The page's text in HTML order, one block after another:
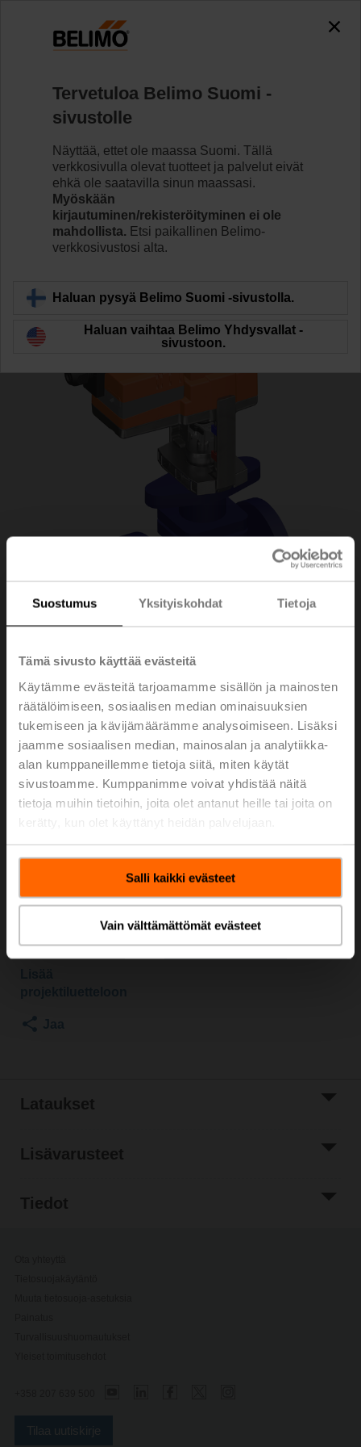
Suostumus Yksityiskohdat Tietoja
Tämä sivusto käyttää evästeitä
Käytämme evästeitä tarjoamamme sisällön ja mainosten
räätälöimiseen, sosiaalisen median ominaisuuksien
tukemiseen ja kävijämäärämme analysoimiseen. Lisäksi
jaamme sosiaalisen median, mainosalan ja analytiikka-
alan kumppaneillemme tietoja siitä, miten käytät
sivustoamme. Kumppanimme voivat yhdistää näitä
tietoja muihin tietoihin, joita olet antanut heille tai joita on
Salli kaikki evästeet
Vain välttämättömät evästeet
accessing the absolute URL
"https://www.belimo.com/fi/fi_FI/~mgnlArea=outdated~".
Säätöventtiilit
H6025X10-S2/NV24A-TPC
Lue lisää
Takaisin tuotekategoriaan
H6025X10-S2/NV24A-
TPC
Istukkaventtiili, 2-tie, DN 25, Laippa, PN 25, ps
2500 kPa, Kvs 10 m³/h, Väliaineen lämpötila 5...150°C
[41...302°F]
kiinni, 3-piste, 150 s, Isku 20 mm, IP54, Liittimet
kaapelilla
Toimilaite toimitetaan irrallisena
Listahinta 1 452,00 €
Lisää ostoskoriin
Lataukset
Lisävarusteet
Tiedot
Tervetuloa Belimo Suomi -
sivustolle
Näyttää, ettet ole maassa Suomi. Tällä
verkkosivulla olevat tuotteet ja palvelut eivät
ehkä ole saatavilla sinun maassasi.
Myöskään
kirjautuminen/rekisteröityminen ei ole
mahdollista. Etsi paikallinen Belimo-
verkkosivustosi alta.
Haluan pysyä Belimo Suomi -sivustolla.
Haluan vaihtaa Belimo Yhdysvallat -
sivustoon.